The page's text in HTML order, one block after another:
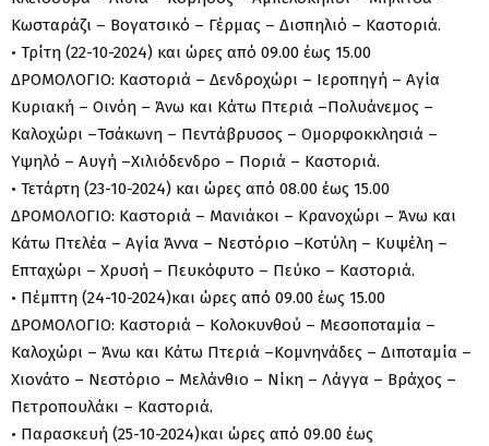
Κωσταράζι – Βογατσικό – Γέρμας – Δισπηλιό – Καστοριά.
• Τρίτη (22-10-2024) και ώρες από 09.00 έως 15.00
ΔΡΟΜΟΛΟΓΙΟ: Καστοριά – Δενδροχώρι – Ιεροπηγή – Αγία
Κυριακή – Οινόη – Άνω και Κάτω Πτεριά –Πολυάνεμος –
Καλοχώρι –Τσάκωνη – Πεντάβρυσος – Ομορφοκκλησιά –
Υψηλό – Αυγή –Χιλιόδενδρο – Ποριά – Καστοριά.
• Τετάρτη (23-10-2024) και ώρες από 08.00 έως 15.00
ΔΡΟΜΟΛΟΓΙΟ: Καστοριά – Μανιάκοι – Κρανοχώρι – Άνω και
Κάτω Πτελέα – Αγία Άννα – Νεστόριο –Κοτύλη – Κυψέλη –
Επταχώρι – Χρυσή – Πευκόφυτο – Πεύκο – Καστοριά.
• Πέμπτη (24-10-2024)και ώρες από 09.00 έως 15.00
ΔΡΟΜΟΛΟΓΙΟ: Καστοριά – Κολοκυνθού – Μεσοποταμία –
Καλοχώρι – Άνω και Κάτω Πτεριά –Κομνηνάδες – Διποταμία –
Χιονάτο – Νεστόριο – Μελάνθιο – Νίκη – Λάγγα – Βράχος –
Πετροπουλάκι – Καστοριά.
• Παρασκευή (25-10-2024)και ώρες από 09.00 έως